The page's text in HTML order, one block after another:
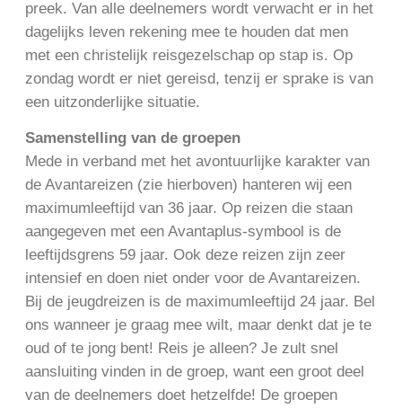
preek. Van alle deelnemers wordt verwacht er in het
dagelijks leven rekening mee te houden dat men
met een christelijk reisgezelschap op stap is. Op
zondag wordt er niet gereisd, tenzij er sprake is van
een uitzonderlijke situatie.
Samenstelling van de groepen
Mede in verband met het avontuurlijke karakter van
de Avantareizen (zie hierboven) hanteren wij een
maximumleeftijd van 36 jaar. Op reizen die staan
aangegeven met een Avantaplus-symbool is de
leeftijdsgrens 59 jaar. Ook deze reizen zijn zeer
intensief en doen niet onder voor de Avantareizen.
Bij de jeugdreizen is de maximumleeftijd 24 jaar. Bel
ons wanneer je graag mee wilt, maar denkt dat je te
oud of te jong bent! Reis je alleen? Je zult snel
aansluiting vinden in de groep, want een groot deel
van de deelnemers doet hetzelfde! De groepen